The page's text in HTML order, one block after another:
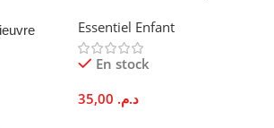
Enfants
Essentiel Enfant
En stock
د.م.